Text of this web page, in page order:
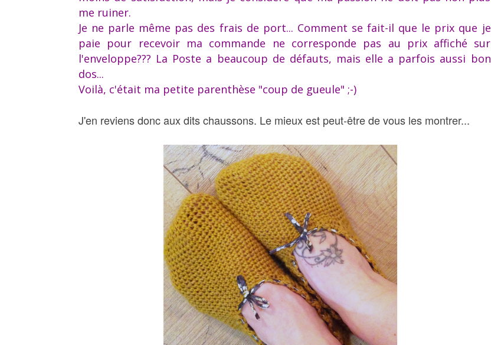
me ruiner.
Je ne parle même pas des frais de port... Comment se fait-il que le prix que je
paie pour recevoir ma commande ne corresponde pas au prix affiché sur
l'enveloppe??? La Poste a beaucoup de défauts, mais elle a parfois aussi bon
dos...
Voilà, c'était ma petite parenthèse "coup de gueule" ;-)
J'en reviens donc aux dits chaussons. Le mieux est peut-être de vous les montrer...